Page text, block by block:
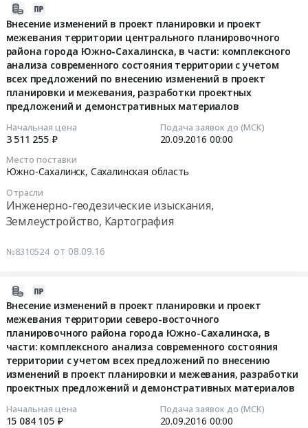
Внесение изменений в проект планировки и проект
межевания территории центрального планировочного
района города Южно-Сахалинска, в части: комплексного
анализа современного состояния территории с учетом
всех предложений по внесению изменений в проект
планировки и межевания, разработки проектных
предложений и демонстративных материалов
Начальная цена
3 511 255 ₽
Подача заявок до (МСК)
20.09.2016 00:00
Место поставки
Южно-Сахалинск, Сахалинская область
Отрасли
Инженерно-геодезические изыскания,
Землеустройство, Картография
№8310524 от 08.09.16
Внесение изменений в проект планировки и проект
межевания территории северо-восточного
планировочного района города Южно-Сахалинска, в
части: комплексного анализа современного состояния
территории с учетом всех предложений по внесению
изменений в проект планировки и межевания, разработки
проектных предложений и демонстративных материалов
Начальная цена
15 084 105 ₽
Подача заявок до (МСК)
20.09.2016 00:00